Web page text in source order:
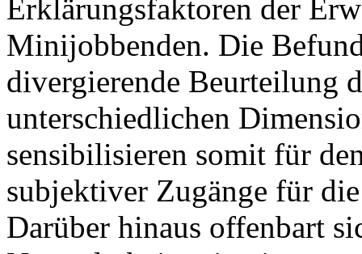
Erklärungsfaktoren der
Minijobbenden. Die
divergierende Beurteilung
unterschiedlichen
sensibilisieren somit für
subjektiver Zugänge für
Darüber hinaus offenbart